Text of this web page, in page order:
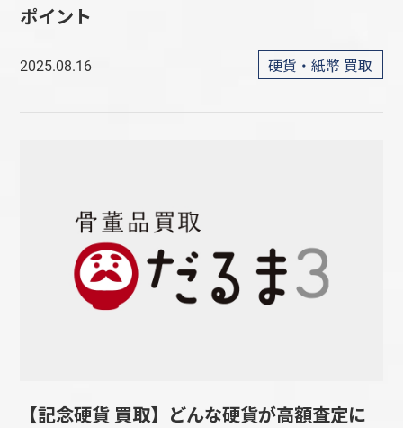
ポイント
2025.08.16 硬貨・紙幣 買取
【記念硬貨 買取】どんな硬貨が高額査定に